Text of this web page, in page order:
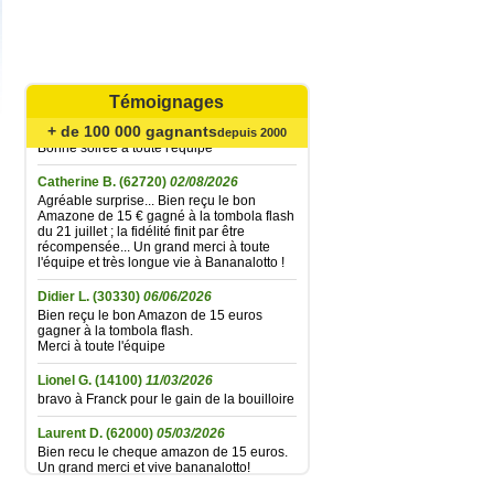
Témoignages
+ de 100 000 gagnantsdepuis 2000
un grand merci pour l'envoi des 15 €
amazon gagné à la tombola flash du
30/06/2026
Bonne soirée à toute l'équipe
Catherine B. (62720) 02/08/2026
Agréable surprise... Bien reçu le bon
Amazone de 15 € gagné à la tombola flash
du 21 juillet ; la fidélité finit par être
récompensée... Un grand merci à toute
l'équipe et très longue vie à Bananalotto !
Didier L. (30330) 06/06/2026
Bien reçu le bon Amazon de 15 euros
gagner à la tombola flash.
Merci à toute l'équipe
Lionel G. (14100) 11/03/2026
bravo à Franck pour le gain de la bouilloire
Laurent D. (62000) 05/03/2026
Bien recu le cheque amazon de 15 euros.
Un grand merci et vive bananalotto!